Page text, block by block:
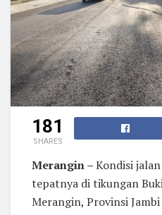
181
SHARES
Merangin –Kondisi
tepatnya di tikungan
Merangin, Provinsi